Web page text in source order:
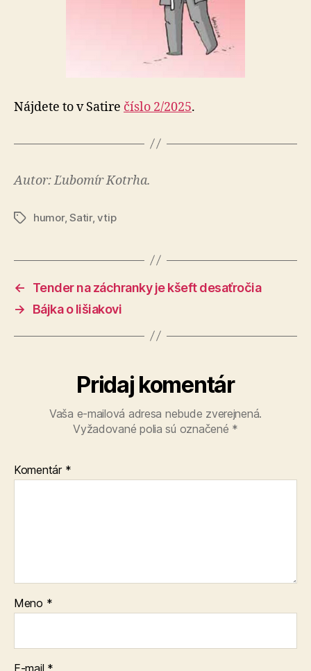
Nájdete to v Satire číslo 2/2025.
Autor: Ľubomír Kotrha.
Značkyhumor,Satir,vtip
←
Tender na záchranky je kšeft desaťročia
→
Bájka o lišiakovi
Pridaj komentár
Vaša e-mailová adresa nebude zverejnená.
Vyžadované polia sú označené *
Komentár *
Meno *
E-mail *